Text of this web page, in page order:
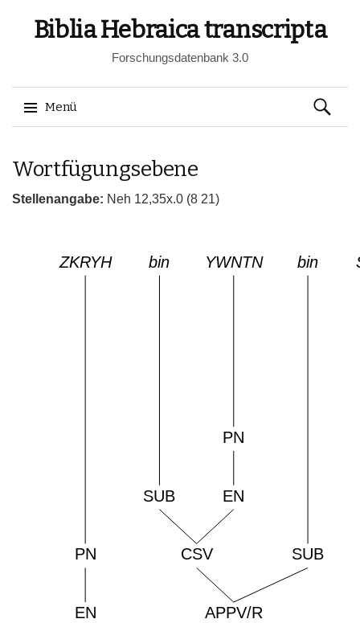
Biblia Hebraica transcripta
Forschungsdatenbank 3.0
Menü
zum
Suchen
nach:
Wortfügungsebene
Stellenangabe: Neh 12,35x.0 (8 21)